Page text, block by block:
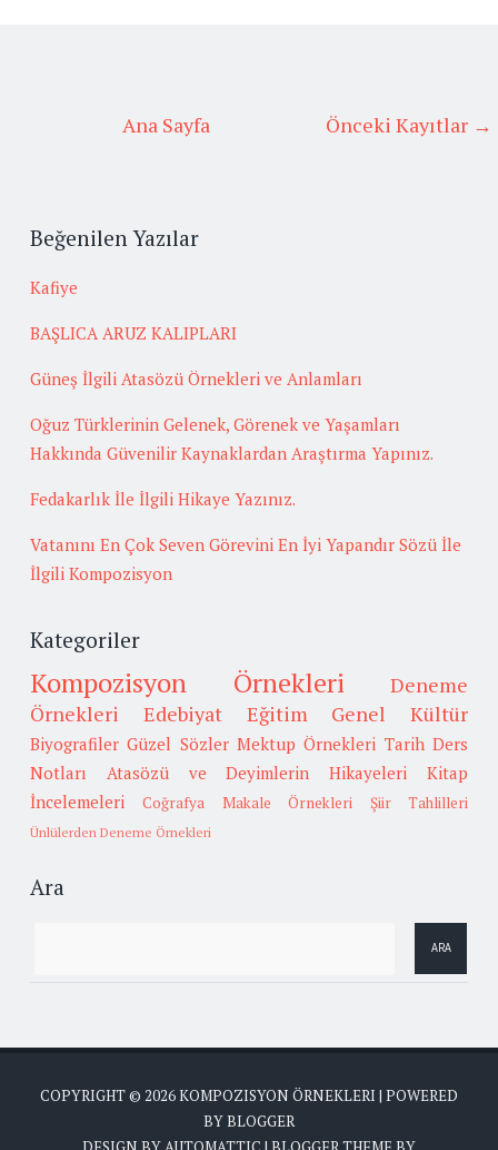
Önceki Kayıtlar →
Ana Sayfa
Beğenilen Yazılar
Kafiye
BAŞLICA ARUZ KALIPLARI
Güneş İlgili Atasözü Örnekleri ve Anlamları
Oğuz Türklerinin Gelenek, Görenek ve Yaşamları
Hakkında Güvenilir Kaynaklardan Araştırma Yapınız.
Fedakarlık İle İlgili Hikaye Yazınız.
Vatanını En Çok Seven Görevini En İyi Yapandır Sözü İle
İlgili Kompozisyon
Kategoriler
Kompozisyon Örnekleri
Deneme
Örnekleri
Edebiyat Eğitim Genel Kültür
Biyografiler Güzel Sözler Mektup Örnekleri Tarih Ders
Notları
Atasözü ve Deyimlerin Hikayeleri
Kitap
İncelemeleri
Coğrafya Makale Örnekleri Şiir Tahlilleri
Ünlülerden Deneme Örnekleri
Ara
COPYRIGHT © 2026KOMPOZISYON ÖRNEKLERI | POWERED
BYBLOGGER